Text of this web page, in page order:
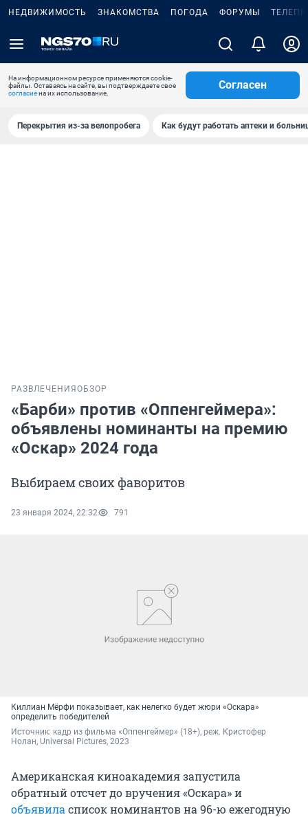
НЕДВИЖИМОСТЬ ЗНАКОМСТВА ПОГОДА ФОРУМЫ
На информационном ресурсе применяются cookie-
файлы. Оставаясь на сайте, вы подтверждаете свое
согласиена их использование.
Согласен
Перекрытия из-за велопробега Как будут работать аптеки и
РАЗВЛЕЧЕНИЯ ОБЗОР
«Барби» против «Оппенгеймера»:
объявлены номинанты на премию
«Оскар» 2024 года
Выбираем своих фаворитов
23 января 2024, 22:32 791
Киллиан Мёрфи показывает, как нелегко будет жюри «Оскара»
определить победителей
Источник: кадр из фильма «Оппенгеймер» (18+), реж. Кристофер
Нолан, Universal Pictures, 2023
Американская киноакадемия запустила
обратный отсчет до вручения «Оскара» и
объявила список номинантов на 96-ю ежегодную